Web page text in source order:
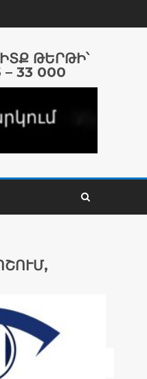
ԹԵՐԹԻ՝
33 000